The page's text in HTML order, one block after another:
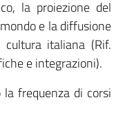
la proiezione del
e la diffusione
italiana (Rif.
e integrazioni).
frequenza di corsi